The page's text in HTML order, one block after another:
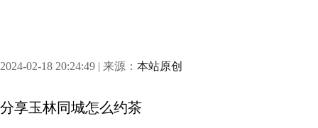
2024-02-18 20:24:49 | 来源： 本站原创
分享玉林同城怎么约茶